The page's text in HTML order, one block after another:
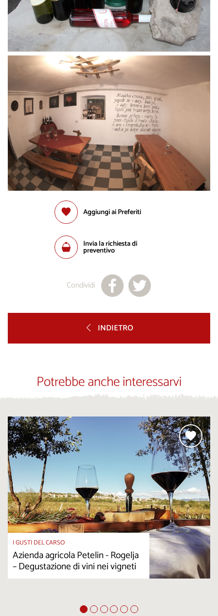
Aggiungi ai Preferiti
Invia la richiesta di
preventivo
Condividi
INDIETRO
Potrebbe anche interessarvi
I GUSTI DEL CARSO
Azienda agricola Petelin - Rogelja
– Degustazione di vini nei vigneti